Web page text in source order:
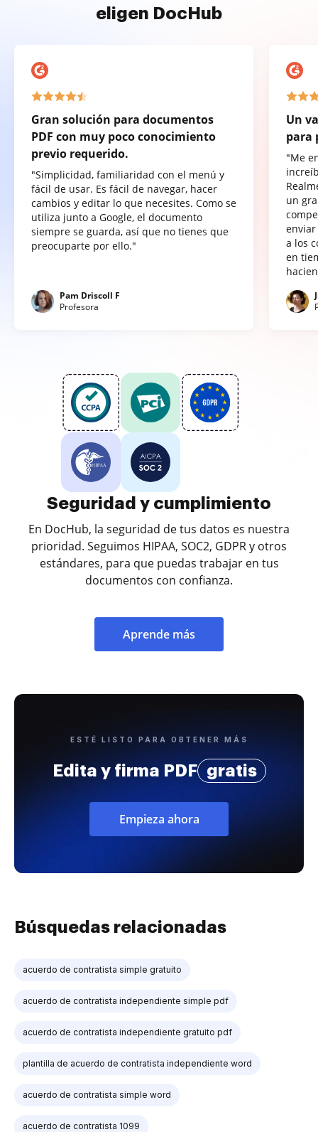
eligen DocHub
Gran solución para documentos
PDF con muy poco conocimiento
previo requerido.
"Simplicidad, familiaridad con el menú y
fácil de usar. Es fácil de navegar, hacer
cambios y editar lo que necesites. Como se
utiliza junto a Google, el documento
siempre se guarda, así que no tienes que
preocuparte por ello."
Pam Driscoll F
Profesora
Un
para
"Me
un
a los
en
Seguridad y cumplimiento
En DocHub, la seguridad de tus datos es nuestra
prioridad. Seguimos HIPAA, SOC2, GDPR y otros
estándares, para que puedas trabajar en tus
documentos con confianza.
Aprende más
ESTÉ LISTO PARA OBTENER MÁS
Edita y firma PDF gratis
Empieza ahora
Búsquedas relacionadas
acuerdo de contratista simple gratuito
acuerdo de contratista independiente simple pdf
acuerdo de contratista independiente gratuito pdf
plantilla de acuerdo de contratista independiente word
acuerdo de contratista simple word
acuerdo de contratista 1099